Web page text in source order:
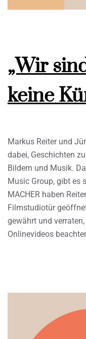
„Wir
keine
Markus Reiter und
dabei, Geschichten
Bildern und Musik.
Music Group, gibt es
MACHER haben
Filmstudiotür
gewährt und
Onlinevideos